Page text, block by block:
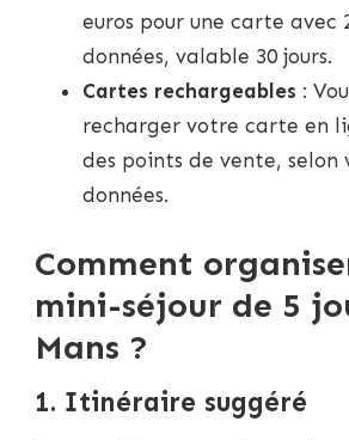
euros pour une carte avec
données, valable 30 jours.
Cartes rechargeables :
recharger votre carte en
des points de vente, selon
données.
Comment
mini-séjour de 5
Mans ?
1. Itinéraire suggéré